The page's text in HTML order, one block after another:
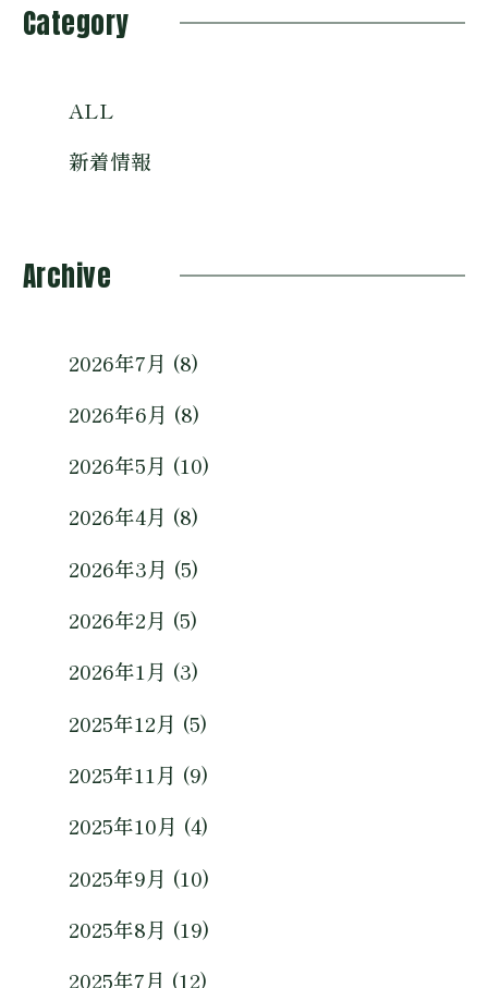
Category
ALL
新着情報
Archive
2026年7月 (8)
2026年6月 (8)
2026年5月 (10)
2026年4月 (8)
2026年3月 (5)
2026年2月 (5)
2026年1月 (3)
2025年12月 (5)
2025年11月 (9)
2025年10月 (4)
2025年9月 (10)
2025年8月 (19)
2025年7月 (12)